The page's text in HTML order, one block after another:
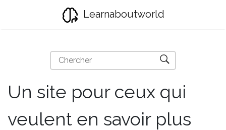
Learnaboutworld
Un site pour ceux qui
veulent en savoir plus